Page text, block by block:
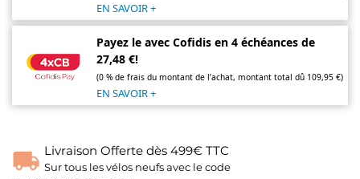
EN SAVOIR +
Payez le avec Cofidis en 4 échéances de
27,48 €!
(0 % de frais du montant de l’achat, montant total dû 109,95 €)
EN SAVOIR +
Livraison Offerte dès 499€ TTC
Sur tous les vélos neufs avec le code